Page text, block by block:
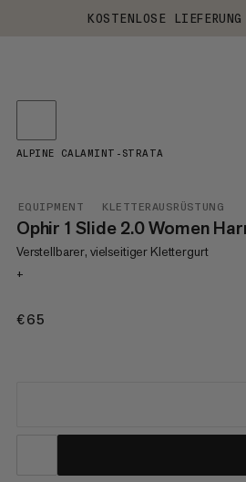
KOSTENLOSE
EQUIPMENT KLETTERAUSRÜSTUNG
Ophir 1 Slide 2.0 Women
Verstellbarer, vielseitiger Klettergurt
+
€65
ALPINE CALAMINT-STRATA